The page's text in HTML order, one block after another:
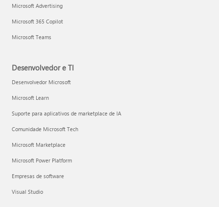
Microsoft Advertising
Microsoft 365 Copilot
Microsoft Teams
Desenvolvedor e TI
Desenvolvedor Microsoft
Microsoft Learn
Suporte para aplicativos de marketplace de IA
Comunidade Microsoft Tech
Microsoft Marketplace
Microsoft Power Platform
Empresas de software
Visual Studio